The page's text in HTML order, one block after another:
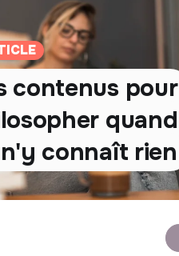
contenus pour
quand
connaît rien